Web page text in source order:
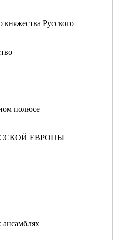
Русского
полюсе
ЕВРОПЫ
ансамблях